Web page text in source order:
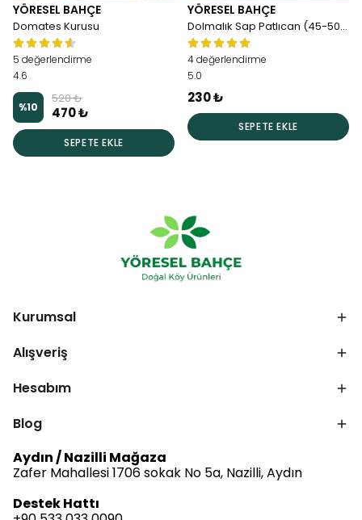
YÖRESEL BAHÇE
Domates Kurusu
5 değerlendirme
4.6
%10
520 ₺
470 ₺
SEPETE EKLE
YÖRESEL BAHÇE
Dolmalık Sap Patlıcan (45-50adet)
4 değerlendirme
5.0
230 ₺
SEPETE EKLE
Kurumsal
Alışveriş
Hesabım
Blog
Aydın / Nazilli Mağaza
Zafer Mahallesi 1706 sokak No 5a, Nazilli, Aydın
Destek Hattı